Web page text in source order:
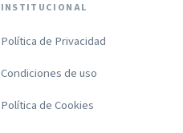
INSTITUCIONAL
Política de Privacidad
Condiciones de uso
Política de Cookies